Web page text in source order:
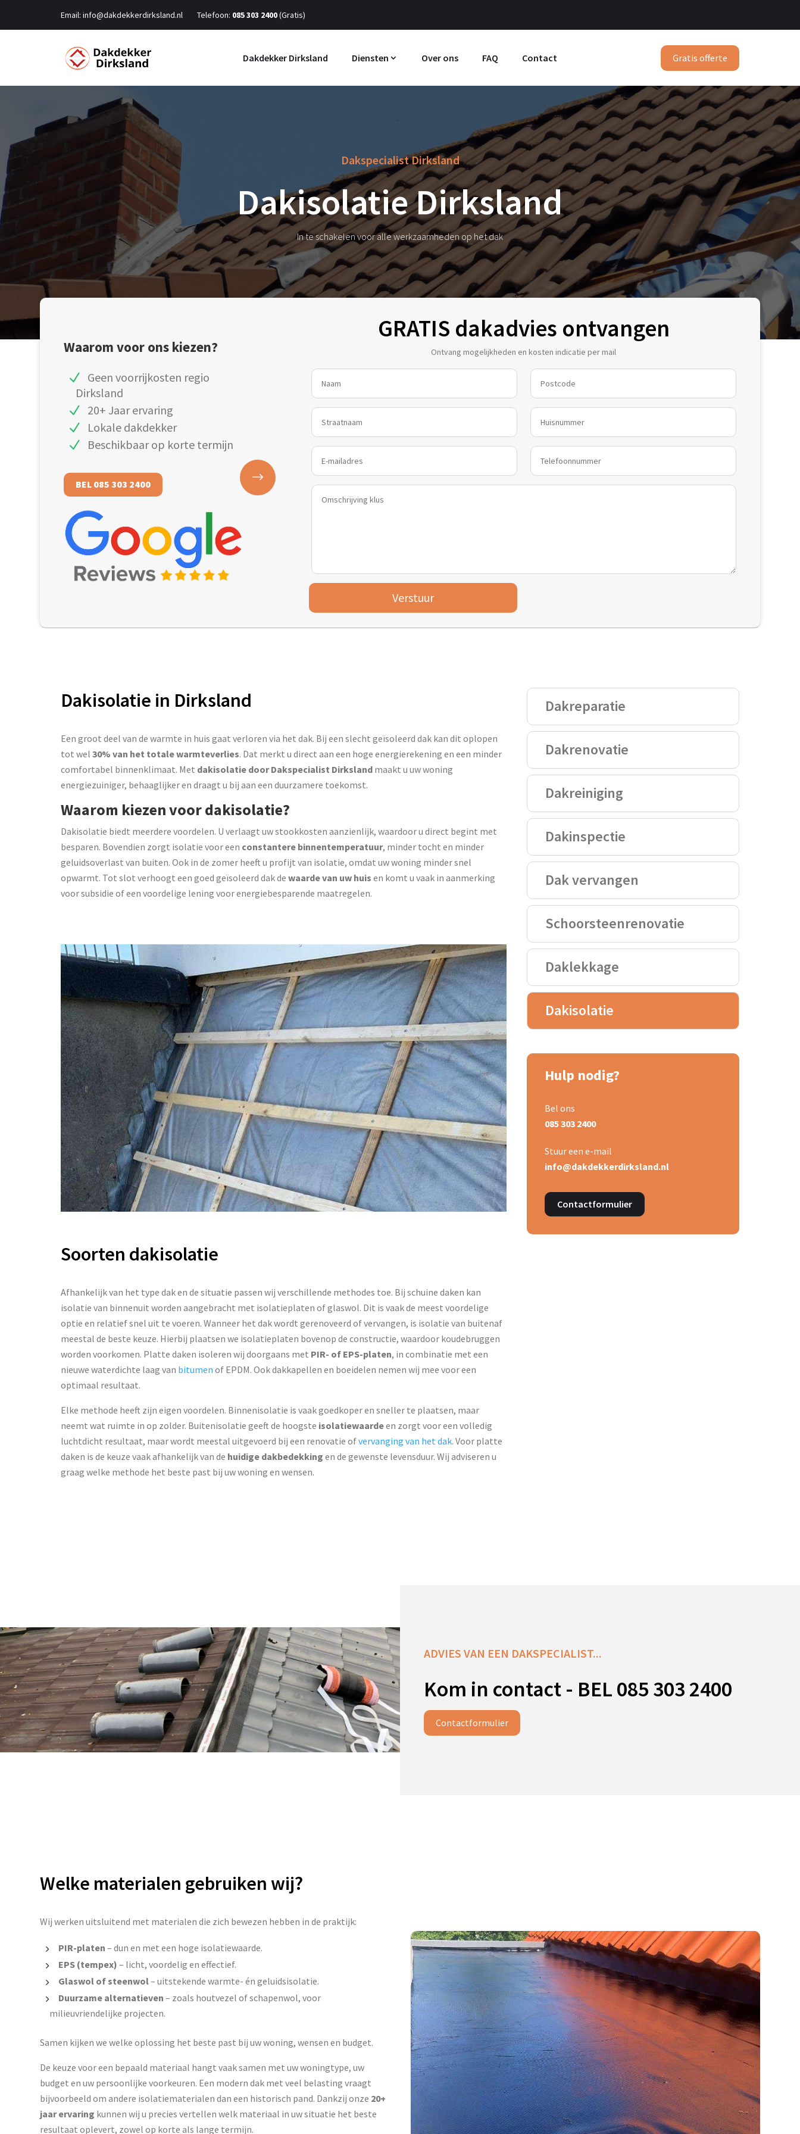
Email: info@dakdekkerdirksland.nl Telefoon: 085 303 2400(Gratis)
Dakdekker Dirksland Diensten Over ons FAQ Contact Gratis offerte
Dakspecialist Dirksland
Dakisolatie Dirksland
In te schakelen voor alle werkzaamheden op het dak
Waarom voor ons kiezen?
Geen voorrijkosten regio
Dirksland
20+ Jaar ervaring
Lokale dakdekker
Beschikbaar op korte termijn
BEL 085 303 2400
GRATIS dakadvies ontvangen
Ontvang mogelijkheden en kosten indicatie per mail
Verstuur
Dakisolatie in Dirksland
Een groot deel van de warmte in huis gaat verloren via het dak. Bij een slecht geïsoleerd dak kan dit oplopen
tot wel 30% van het totale warmteverlies. Dat merkt u direct aan een hoge energierekening en een minder
comfortabel binnenklimaat. Met dakisolatie door Dakspecialist Dirksland maakt u uw woning
energiezuiniger, behaaglijker en draagt u bij aan een duurzamere toekomst.
Waarom kiezen voor dakisolatie?
Dakisolatie biedt meerdere voordelen. U verlaagt uw stookkosten aanzienlijk, waardoor u direct begint met
besparen. Bovendien zorgt isolatie voor een constantere binnentemperatuur, minder tocht en minder
geluidsoverlast van buiten. Ook in de zomer heeft u profijt van isolatie, omdat uw woning minder snel
opwarmt. Tot slot verhoogt een goed geïsoleerd dak de waarde van uw huis en komt u vaak in aanmerking
voor subsidie of een voordelige lening voor energiebesparende maatregelen.
Soorten dakisolatie
Afhankelijk van het type dak en de situatie passen wij verschillende methodes toe. Bij schuine daken kan
isolatie van binnenuit worden aangebracht met isolatieplaten of glaswol. Dit is vaak de meest voordelige
optie en relatief snel uit te voeren. Wanneer het dak wordt gerenoveerd of vervangen, is isolatie van buitenaf
meestal de beste keuze. Hierbij plaatsen we isolatieplaten bovenop de constructie, waardoor koudebruggen
worden voorkomen. Platte daken isoleren wij doorgaans met PIR- of EPS-platen, in combinatie met een
nieuwe waterdichte laag van bitumen of EPDM. Ook dakkapellen en boeidelen nemen wij mee voor een
optimaal resultaat.
Elke methode heeft zijn eigen voordelen. Binnenisolatie is vaak goedkoper en sneller te plaatsen, maar
neemt wat ruimte in op zolder. Buitenisolatie geeft de hoogste isolatiewaardeen zorgt voor een volledig
luchtdicht resultaat, maar wordt meestal uitgevoerd bij een renovatie ofvervanging van het dak. Voor platte
daken is de keuze vaak afhankelijk van de huidige dakbedekking en de gewenste levensduur. Wij adviseren u
graag welke methode het beste past bij uw woning en wensen.
Dakreparatie
Dakrenovatie
Dakreiniging
Dakinspectie
Dak vervangen
Schoorsteenrenovatie
Daklekkage
Dakisolatie
Hulp nodig?
Bel ons
085 303 2400
Stuur een e-mail
info@dakdekkerdirksland.nl
Contactformulier
ADVIES VAN EEN DAKSPECIALIST...
Kom in contact - BEL 085 303 2400
Contactformulier
Welke materialen gebruiken wij?
Wij werken uitsluitend met materialen die zich bewezen hebben in de praktijk:
PIR-platen – dun en met een hoge isolatiewaarde.
EPS (tempex) – licht, voordelig en effectief.
Glaswol of steenwol – uitstekende warmte- én geluidsisolatie.
Duurzame alternatieven – zoals houtvezel of schapenwol, voor
milieuvriendelijke projecten.
Samen kijken we welke oplossing het beste past bij uw woning, wensen en budget.
De keuze voor een bepaald materiaal hangt vaak samen met uw woningtype, uw
budget en uw persoonlijke voorkeuren. Een modern dak met veel belasting vraagt
bijvoorbeeld om andere isolatiematerialen dan een historisch pand. Dankzij onze 20+
jaarervaring kunnen wij u precies vertellen welk materiaal in uw situatie het beste
resultaat oplevert, zowel op korte als lange termijn.